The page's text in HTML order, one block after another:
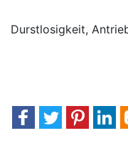
News
Durstlosigkeit,